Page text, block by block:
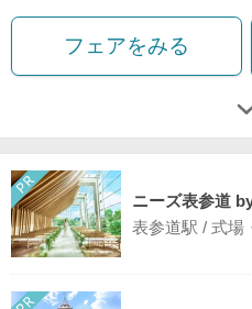
フェアをみる
ニーズ表参道
表参道駅 / 式場